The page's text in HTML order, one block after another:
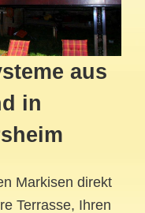
aus
in
Markisen direkt
Terrasse, Ihren